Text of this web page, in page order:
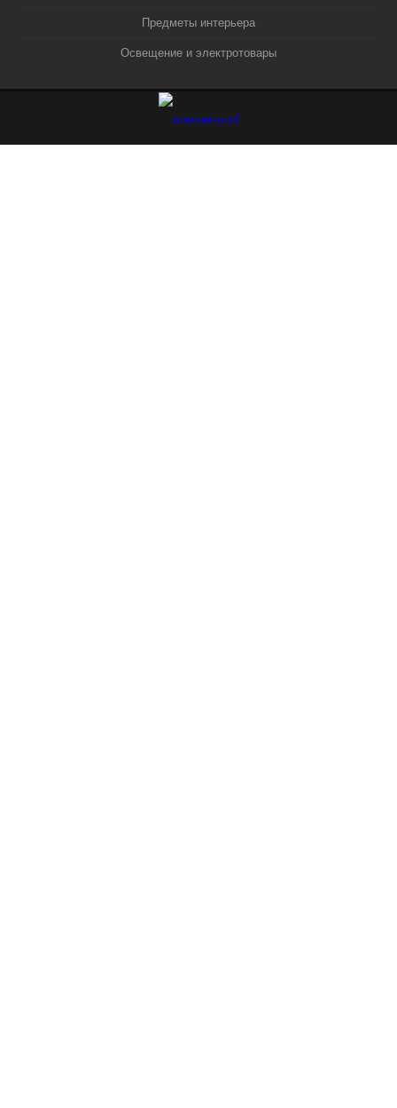
Предметы интерьера
Освещение и электротовары